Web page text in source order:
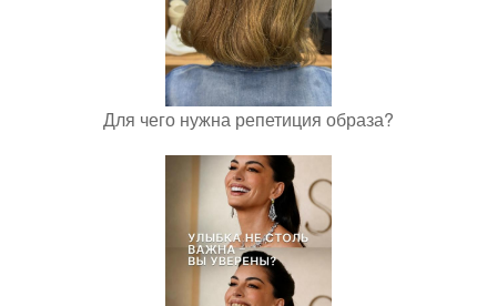
Для чего нужна репетиция образа?